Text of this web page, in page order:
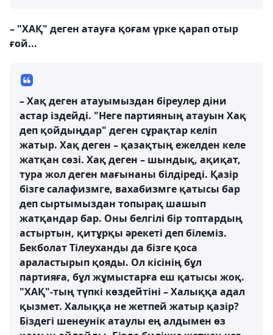
– "ХАҚ" деген атауға қоғам үрке қарап отыр
ғой...
– Хақ деген атауымыздан біреулер діни
астар іздейді. "Неге партияның атауын Хақ
деп қойдыңдар" деген сұрақтар келіп
жатыр. Хақ деген – қазақтың ежелден келе
жатқан сөзі. Хақ деген – шындық, ақиқат,
тура жол деген мағынаны білдіреді. Қазір
бізге салафизмге, вахабизмге қатысы бар
деп сыртымыздан топырақ шашып
жатқандар бар. Оны белгілі бір топтардың
астыртын, қитұрқы әрекеті деп білеміз.
Бекболат Тілеуханды да бізге қоса
араластырып қояды. Ол кісінің бұл
партияға, бұл жұмыстарға еш қатысы жоқ.
"ХАҚ"-тың түпкі көздейтіні – Халыққа адал
қызмет. Халыққа не жетпей жатыр қазір?
Біздегі шенеунік атаулы ең алдымен өз